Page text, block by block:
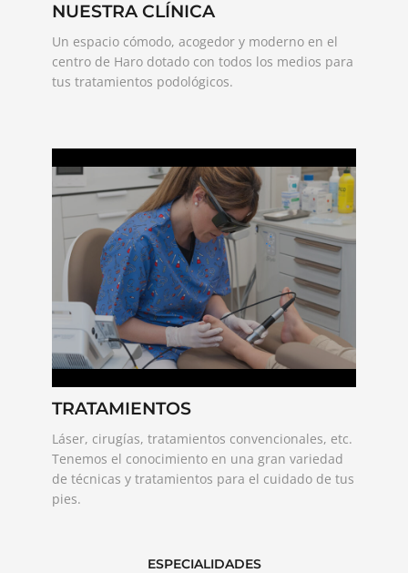
NUESTRA CLÍNICA
Un espacio cómodo, acogedor y moderno en el
centro de Haro dotado con todos los medios para
tus tratamientos podológicos.
TRATAMIENTOS
Láser, cirugías, tratamientos convencionales, etc.
Tenemos el conocimiento en una gran variedad
de técnicas y tratamientos para el cuidado de tus
pies.
ESPECIALIDADES